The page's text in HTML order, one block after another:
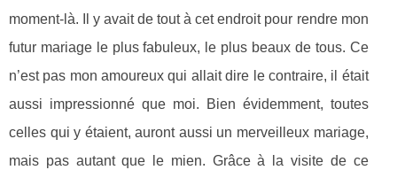
moment-là. Il y avait de tout à cet endroit pour rendre mon
futur mariage le plus fabuleux, le plus beaux de tous. Ce
n’est pas mon amoureux qui allait dire le contraire, il était
aussi impressionné que moi. Bien évidemment, toutes
celles qui y étaient, auront aussi un merveilleux mariage,
mais pas autant que le mien. Grâce à la visite de ce